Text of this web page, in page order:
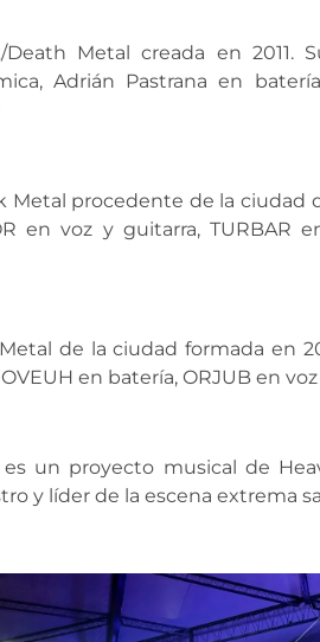
Metal creada en 2011.
Adrián Pastrana en
Metal procedente de la ciudad
en voz y guitarra, TURBAR
de la ciudad formada en
en batería, ORJUB en voz
un proyecto musical de
y líder de la escena extrema